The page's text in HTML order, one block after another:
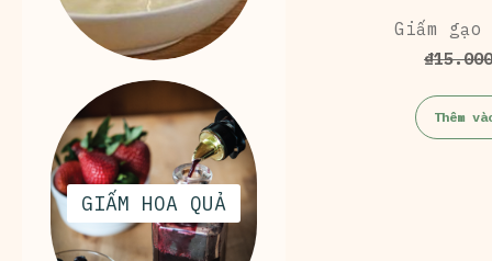
Giấm
₫
Thêm
GIẤM HOA QUẢ